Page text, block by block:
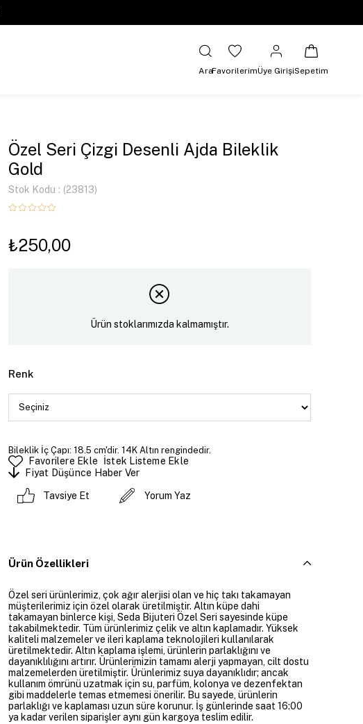
AraFavorilerimÜye GirişiSepetim
Özel Seri Çizgi Desenli Ajda Bileklik
Gold
Stok Kodu (23813)
₺250,00
Ürün stoklarımızda kalmamıştır.
Renk
Bileklik İç Çapı: 18.5 cm'dir. 14K Altın rengindedir.
Favorilere Ekle
İstek Listeme Ekle
Fiyat Düşünce Haber Ver
Tavsiye Et Yorum Yaz
Ürün Özellikleri
Özel seri ürünlerimiz, çok ağır alerjisi olan ve hiç takı takamayan
müşterilerimiz için özel olarak üretilmiştir. Altın küpe dahi
takamayan binlerce kişi, Seda Bijuteri Özel Seri sayesinde küpe
takabilmektedir. Tüm ürünlerimiz çelik ve altın kaplamadır. Yüksek
kaliteli malzemeler ve ileri kaplama teknolojileri kullanılarak
üretilmektedir. Altın kaplama işlemi, ürünlerin parlaklığını ve
dayanıklılığını artırır. Ürünlerimizin tamamı alerji yapmayan, cilt dostu
malzemelerden üretilmiştir. Ürünlerimiz suya dayanıklıdır; ancak
kullanım ömrünü uzatmak için su, parfüm, kolonya ve dezenfektan
gibi maddelerle temas etmemesi önerilir. Bu sayede, ürünlerin
parlaklığı ve kaplaması uzun süre korunur. İş günlerinde saat 16:00
ya kadar verilen siparişler aynı gün kargoya teslim edilir.